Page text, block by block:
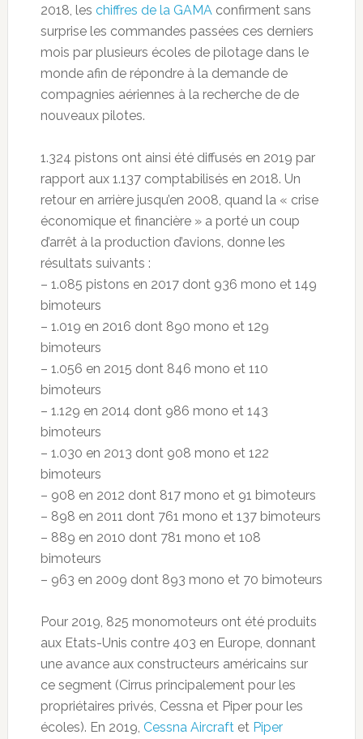
2018, les chiffres de la GAMAconfirment sans
surprise les commandes passées ces derniers
mois par plusieurs écoles de pilotage dans le
monde afin de répondre à la demande de
compagnies aériennes à la recherche de de
nouveaux pilotes.
1.324 pistons ont ainsi été diffusés en 2019 par
rapport aux 1.137 comptabilisés en 2018. Un
retour en arrière jusqu’en 2008, quand la « crise
économique et financière » a porté un coup
d’arrêt à la production d’avions, donne les
résultats suivants :
– 1.085 pistons en 2017 dont 936 mono et 149
bimoteurs
– 1.019 en 2016 dont 890 mono et 129
bimoteurs
– 1.056 en 2015 dont 846 mono et 110
bimoteurs
– 1.129 en 2014 dont 986 mono et 143
bimoteurs
– 1.030 en 2013 dont 908 mono et 122
bimoteurs
– 908 en 2012 dont 817 mono et 91 bimoteurs
– 898 en 2011 dont 761 mono et 137 bimoteurs
– 889 en 2010 dont 781 mono et 108
bimoteurs
– 963 en 2009 dont 893 mono et 70 bimoteurs
Pour 2019, 825 monomoteurs ont été produits
aux Etats-Unis contre 403 en Europe, donnant
une avance aux constructeurs américains sur
ce segment (Cirrus principalement pour les
propriétaires privés, Cessna et Piper pour les
écoles). En 2019, Cessna Aircraftet Piper